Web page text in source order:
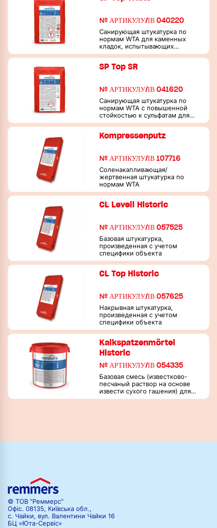
№ АРТИКУЛУ/ІВ 040220
Санирующая штукатурка по
нормам WTA для каменных
кладок, испытывающих
влажную и солевую нагрузку
SP Top SR
№ АРТИКУЛУ/ІВ 041620
Санирующая штукатурка по
нормам WTA с повышенной
стойкостью к сульфатам для
каменных кладок,
солевую нагрузку
Kompressenputz
№ АРТИКУЛУ/ІВ 107716
Соленакапливающая/
жертвенная штукатурка по
нормам WTA
CL Levell Historic
№ АРТИКУЛУ/ІВ 057525
Базовая штукатурка,
произведенная с учетом
специфики объекта
CL Top Historic
№ АРТИКУЛУ/ІВ 057625
Накрывная штукатурка,
произведенная с учетом
специфики объекта
Kalkspatzenmörtel
Historic
№ АРТИКУЛУ/ІВ 054335
Базовая смесь (известково-
песчаный раствор на основе
извести сухого гашения) для
изготовления растворов и
© ТОВ "Реммерс"
Офіс. 08135, Київська обл.,
с. Чайки, вул. Валентини Чайки 16
БЦ «Юта-Сервіс»